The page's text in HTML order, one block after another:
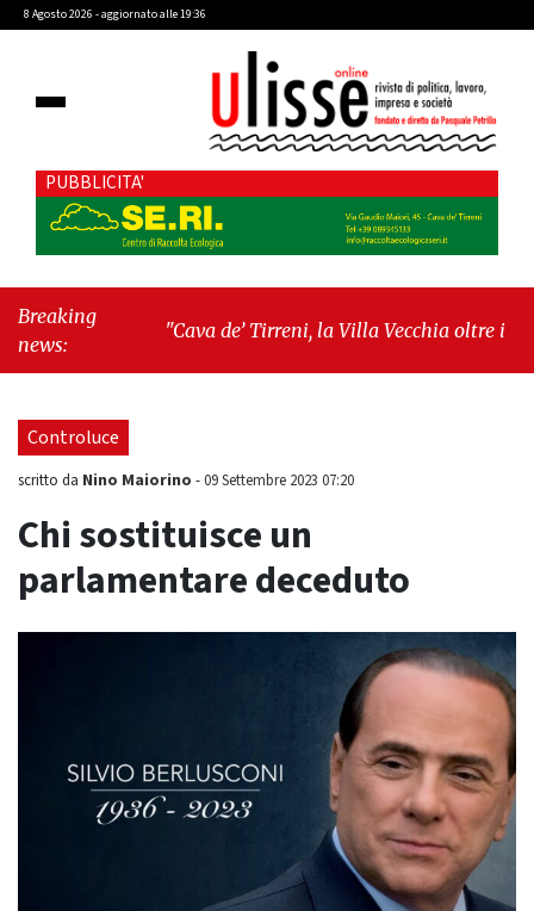
8 Agosto 2026 - aggiornato alle 19:36
PUBBLICITA'
Breaking
news:
"Cava de’ Tirreni, la Villa Vecchia oltre i vandali:
consiliare: “Serve chiarezza!”"
Controluce
scritto da Nino Maiorino -09 Settembre 2023 07:20
Chi sostituisce un
parlamentare deceduto